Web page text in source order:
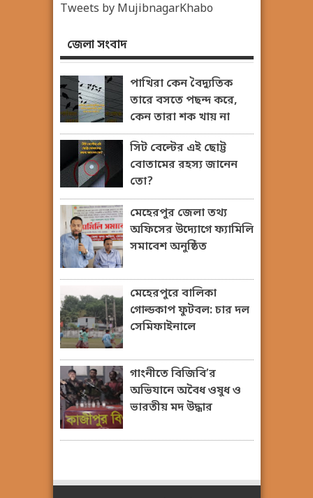
Tweets by MujibnagarKhabo
জেলা সংবাদ
পাখিরা কেন বৈদ্যুতিক
তারে বসতে পছন্দ করে,
কেন তারা শক খায় না
সিট বেল্টের এই ছোট্ট
বোতামের রহস্য জানেন
তো?
মেহেরপুর জেলা তথ্য
অফিসের উদ্যোগে ফ্যামিলি
সমাবেশ অনুষ্ঠিত
মেহেরপুরে বালিকা
গোল্ডকাপ ফুটবল: চার দল
সেমিফাইনালে
গাংনীতে বিজিবি’র
অভিযানে অবৈধ ওষুধ ও
ভারতীয় মদ উদ্ধার